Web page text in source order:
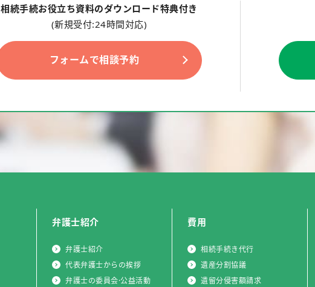
相続手続お役立ち資料のダウンロード特典付き
(新規受付:24時間対応)
フォームで相談予約
弁護士紹介
弁護士紹介
代表弁護士からの挨拶
弁護士の委員会·公益活動
費用
相続手続き代行
遺産分割協議
遺留分侵害額請求